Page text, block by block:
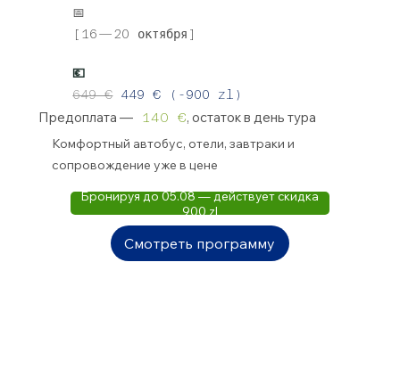
📅
[16—20 октября]
💶
649 €
449 € (-900 zl)
Предоплата —140 €, остаток в день тура
Комфортный автобус, отели, завтраки и
сопровождение уже в цене
Бронируя до 05.08 — действует скидка
900 zl
Смотреть программу